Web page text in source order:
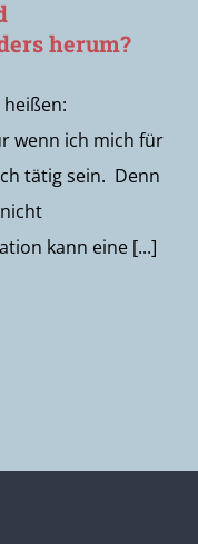
herum?
wenn ich mich für
tätig sein. Denn
kann eine [...]